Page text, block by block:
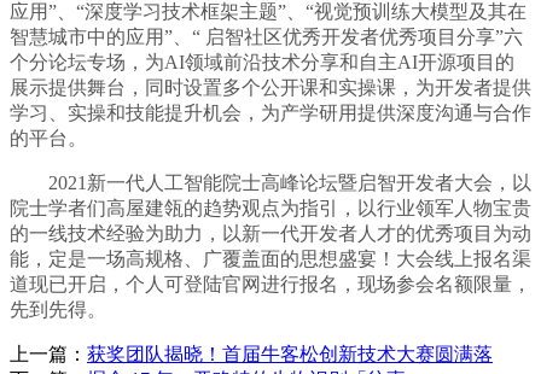
应用”、“深度学习技术框架主题”、“视觉预训练大模型及其在
智慧城市中的应用”、“ 启智社区优秀开发者优秀项目分享”六
个分论坛专场，为AI领域前沿技术分享和自主AI开源项目的
展示提供舞台，同时设置多个公开课和实操课，为开发者提供
学习、实操和技能提升机会，为产学研用提供深度沟通与合作
的平台。
2021新一代人工智能院士高峰论坛暨启智开发者大会，以
院士学者们高屋建瓴的趋势观点为指引，以行业领军人物宝贵
的一线技术经验为助力，以新一代开发者人才的优秀项目为动
能，定是一场高规格、广覆盖面的思想盛宴！大会线上报名渠
道现已开启，个人可登陆官网进行报名，现场参会名额限量，
先到先得。
上一篇： 获奖团队揭晓！首届牛客松创新技术大赛圆满落